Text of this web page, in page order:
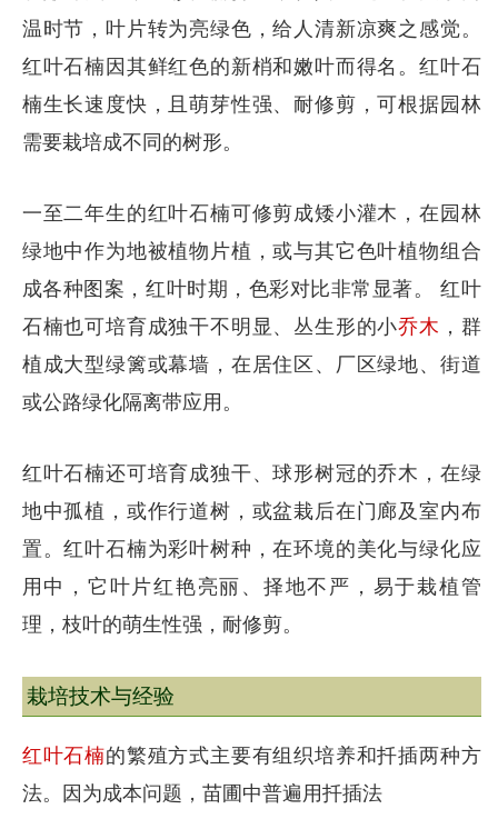
温时节，叶片转为亮绿色，给人清新凉爽之感觉。
红叶石楠因其鲜红色的新梢和嫩叶而得名。红叶石
楠生长速度快，且萌芽性强、耐修剪，可根据园林
需要栽培成不同的树形。
一至二年生的红叶石楠可修剪成矮小灌木，在园林
绿地中作为地被植物片植，或与其它色叶植物组合
成各种图案，红叶时期，色彩对比非常显著。 红叶
石楠也可培育成独干不明显、丛生形的小乔木 ，群
植成大型绿篱或幕墙，在居住区、厂区绿地、街道
或公路绿化隔离带应用。
红叶石楠还可培育成独干、球形树冠的乔木，在绿
地中孤植，或作行道树，或盆栽后在门廊及室内布
置。红叶石楠为彩叶树种，在环境的美化与绿化应
用中，它叶片红艳亮丽、择地不严，易于栽植管
理，枝叶的萌生性强，耐修剪。
栽培技术与经验
红叶石楠的繁殖方式主要有组织培养和扦插两种方
法。因为成本问题，苗圃中普遍用扦插法